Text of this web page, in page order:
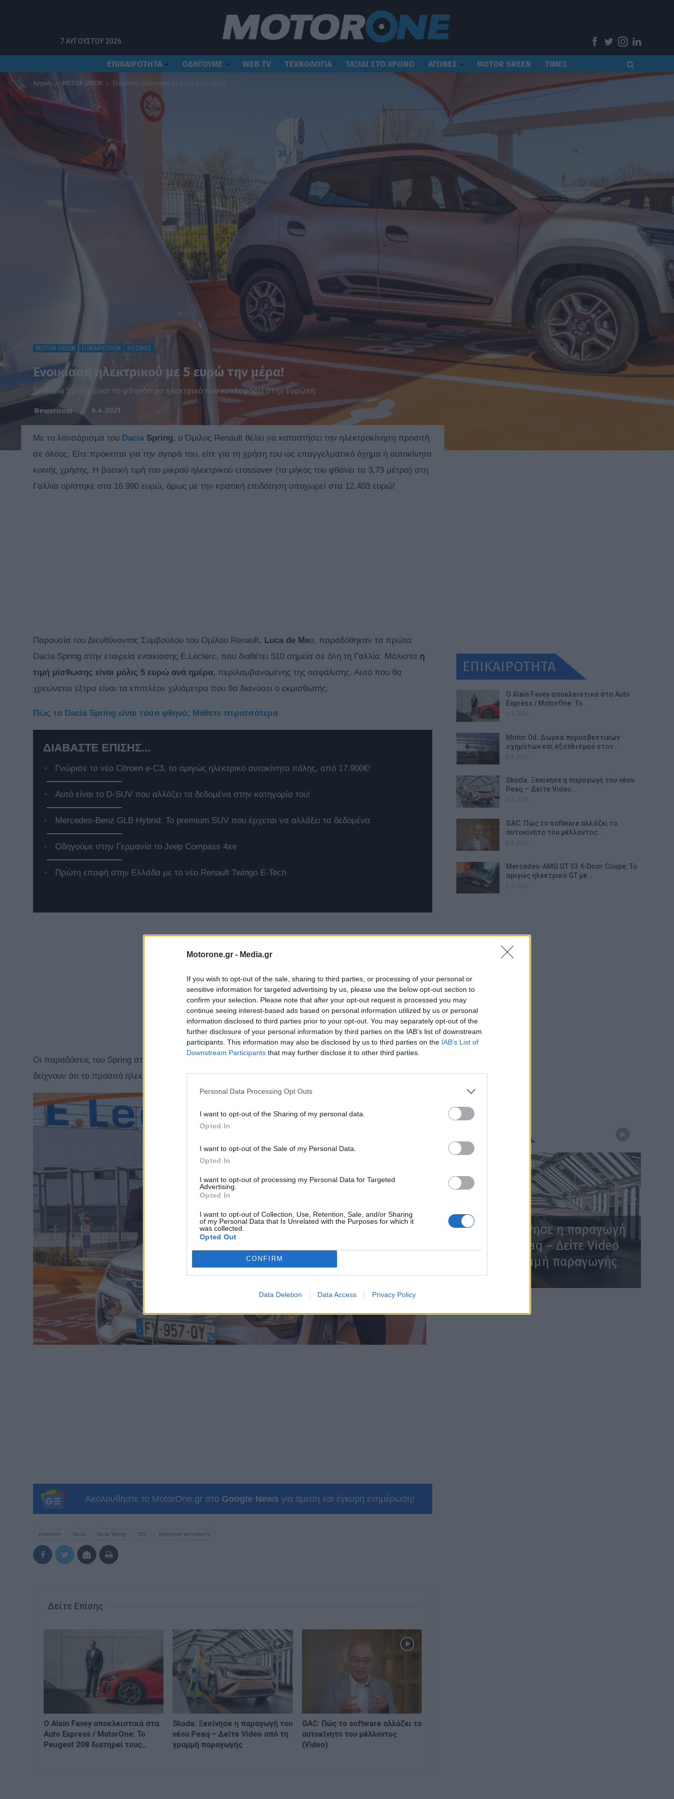
Motorone.gr - Media.gr
If you wish to opt-out of the sale, sharing to third parties, or processing of your personal or
sensitive information for targeted advertising by us, please use the below opt-out section to
confirm your selection. Please note that after your opt-out request is processed you may
continue seeing interest-based ads based on personal information utilized by us or personal
information disclosed to third parties prior to your opt-out. You may separately opt-out of the
further disclosure of your personal information by third parties on the IAB’s list of downstream
participants. This information may also be disclosed by us to third parties on the IAB’s List of
Downstream Participants that may further disclose it to other third parties.
Personal Data Processing Opt Outs
I want to opt-out of the Sharing of my personal data.
Opted In
I want to opt-out of the Sale of my Personal Data.
Opted In
I want to opt-out of processing my Personal Data for Targeted
Advertising.
Opted In
I want to opt-out of Collection, Use, Retention, Sale, and/or Sharing
of my Personal Data that Is Unrelated with the Purposes for which it
was collected.
Opted Out
CONFIRM
Data Deletion Data Access Privacy Policy
7 ΑΥΓΟΎΣΤΟΥ 2026
ΕΠΙΚΑΙΡΟΤΗΤΑ ΟΔΗΓΟΥΜΕ WEB TV ΤΕΧΝΟΛΟΓΙΑ ΤΑΞΙΔΙ ΣΤΟ ΧΡΟΝΟ ΑΓΩΝΕΣ MOTOR GREEN ΤΙΜΕΣ
Αρχική MOTOR GREEN Ενοικίαση ηλεκτρικού με 5 ευρώ την μέρα!
MOTOR GREEN ΕΠΙΚΑΙΡΟΤΗΤΑ ΚΟΣΜΟΣ
Ενοικίαση ηλεκτρικού με 5 ευρώ την μέρα!
To Dacia Spring είναι το φθηνότερο ηλεκτρικό που κυκλοφορεί στην Ευρώπη
Newsroom 6.4.2021
Με το λανσάρισμα του Dacia Spring, ο Όμιλος Renault θέλει να καταστήσει την ηλεκτροκίνηση προσιτή
σε όλους. Είτε πρόκειται για την αγορά του, είτε για τη χρήση του ως επαγγελματικό όχημα ή αυτοκίνητο
κοινής χρήσης. Η βασική τιμή του μικρού ηλεκτρικού crossover (το μήκος του φθάνει τα 3,73 μέτρα) στη
Γαλλία ορίστηκε στα 16.990 ευρώ, όμως με την κρατική επιδότηση υποχωρεί στα 12.403 ευρώ!
Παρουσία του Διευθύνοντος Συμβούλου του Ομίλου Renault, Luca de Meo, παραδόθηκαν τα πρώτα
Dacia Spring στην εταιρεία ενοικίασης E.Leclerc, που διαθέτει 510 σημεία σε όλη τη Γαλλία. Μάλιστα η
τιμή μίσθωσης είναι μόλις 5 ευρώ ανά ημέρα, περιλαμβανομένης της ασφάλισης. Αυτό που θα
χρεώνεται έξτρα είναι τα επιπλέον χιλιόμετρα που θα διανύσει ο εκμισθωτής.
Πώς το Dacia Spring είναι τόσο φθηνό; Μάθετε περισσότερα
ΔΙΑΒΑΣΤΕ ΕΠΙΣΗΣ...
Γνώρισε το νέο Citroen e-C3, το αμιγώς ηλεκτρικό αυτοκίνητο πόλης, από 17.900€!
Αυτό είναι το D-SUV που αλλάζει τα δεδομένα στην κατηγορία του!
Mercedes-Benz GLB Hybrid: Το premium SUV που έρχεται να αλλάξει τα δεδομένα
Οδηγούμε στην Γερμανία το Jeep Compass 4xe
Πρώτη επαφή στην Ελλάδα με το νέο Renault Twingo E-Tech
Οι παραδόσεις του Spring στους πελάτης της Dacia θα αρχίσουν στη Γαλλία το φθινόπωρο, ενώ όλα
δείχνουν ότι το προσιτό ηλεκτρικό αυτοκίνητο θα εισαχθεί στην Ελλάδα.
Ακολουθήστε το MotorOne.gr στο Google News για άμεση και έγκυρη ενημέρωση!
crossover Dacia Dacia Spring SUV ηλεκτρικά αυτοκίνητα
Δείτε Επίσης
Ο Alain Favey αποκλειστικά στα
Auto Express / MotorOne: Το
Peugeot 208 διατηρεί τους…
Skoda: Ξεκίνησε η παραγωγή του
νέου Peaq – Δείτε Video από τη
γραμμή παραγωγής
GAC: Πώς το software αλλάζει το
αυτοκίνητο του μέλλοντος
(Video)
ΕΠΙΚΑΙΡΟΤΗΤΑ
Ο Alain Favey αποκλειστικά στα Auto
Express / MotorOne: Το…
Motor Oil: Δωρεά πυροσβεστικών
οχημάτων και εξοπλισμού στον…
Skoda: Ξεκίνησε η παραγωγή του νέου
Peaq – Δείτε Video…
GAC: Πώς το software αλλάζει το
αυτοκίνητο του μέλλοντος…
Mercedes-AMG GT 53 4-Door Coupe: Το
αμιγώς ηλεκτρικό GT με…
Skoda: Ξεκίνησε η παραγωγή
του νέου Peaq – Δείτε Video
από τη γραμμή παραγωγής
WEB TV